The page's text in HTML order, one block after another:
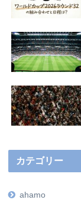
カテゴリー
ahamo